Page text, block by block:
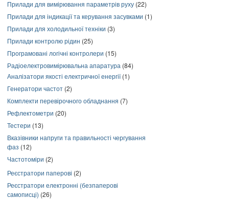
Прилади для вимірювання параметрів руху (22)
Прилади для індикації та керування засувками (1)
Прилади для холодильної техніки (3)
Прилади контролю рідин (25)
Програмовані логічні контролери (15)
Радіоелектровимірювальна апаратура (84)
Аналізатори якості електричної енергії(1)
Генератори частот (2)
Комплекти перевірочного обладнання (7)
Рефлектометри (20)
Тестери (13)
Вказівники напруги та правильності чергування
фаз (12)
Частотоміри (2)
Реєстратори паперові (2)
Реєстратори електронні (безпаперові
самописці) (26)